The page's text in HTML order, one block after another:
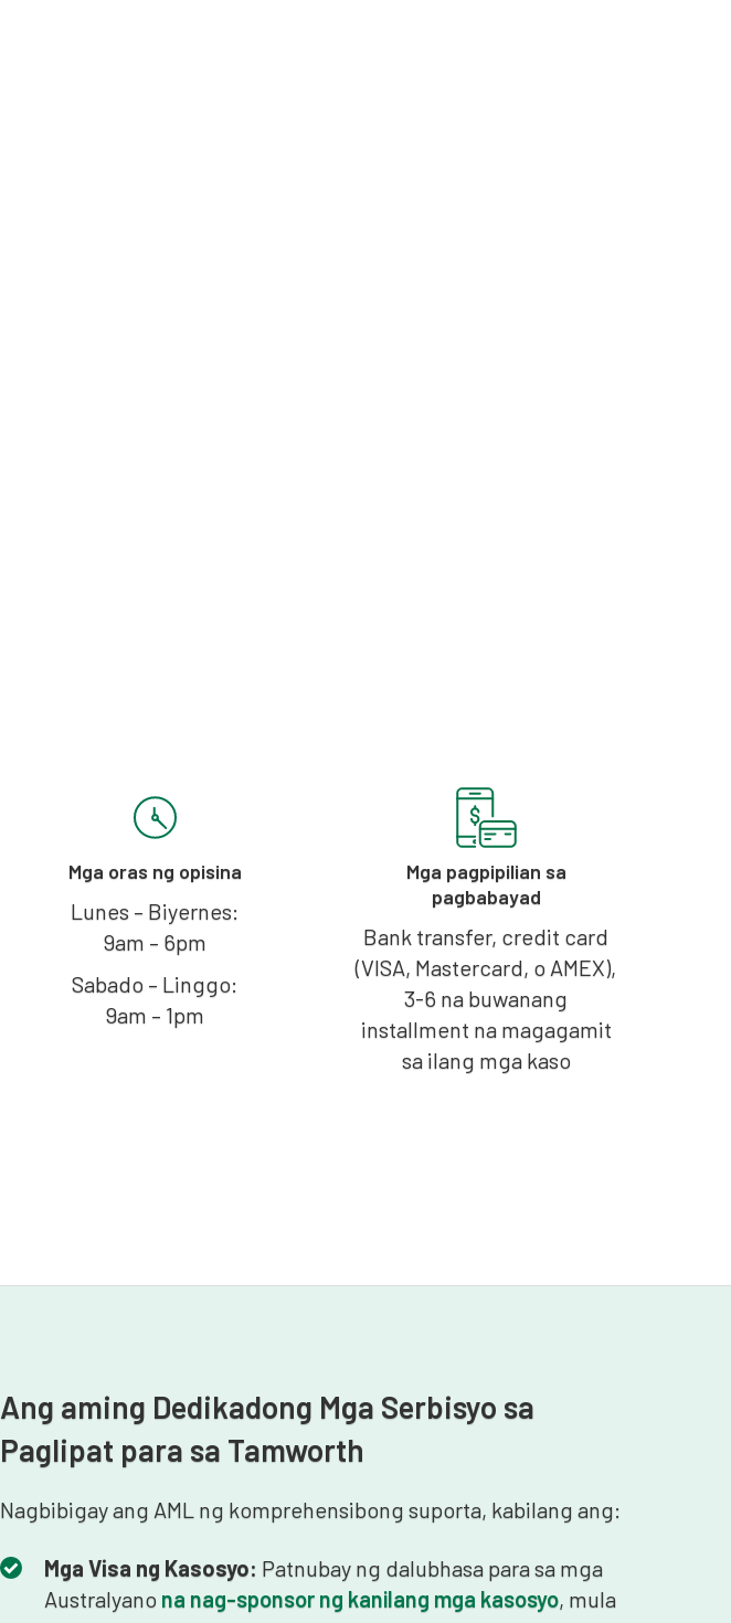
Mga oras ng opisina
Lunes – Biyernes:
9am – 6pm
Sabado – Linggo:
9am – 1pm
Mga pagpipilian sa
pagbabayad
Bank transfer, credit card
(VISA, Mastercard, o AMEX),
3-6 na buwanang
installment na magagamit
sa ilang mga kaso
Ang aming Dedikadong Mga Serbisyo sa
Paglipat para sa Tamworth
Nagbibigay ang AML ng komprehensibong suporta, kabilang ang:
Mga Visa ng Kasosyo: Patnubay ng dalubhasa para sa mga
Australyano na nag-sponsor ng kanilang mga kasosyo, mula